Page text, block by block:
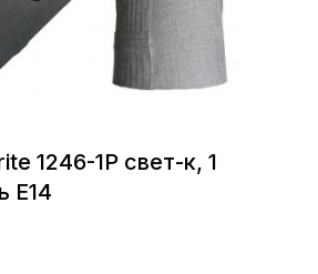
1246-1Р свет-к, 1
Е14